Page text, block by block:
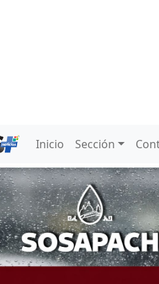
Inicio Sección